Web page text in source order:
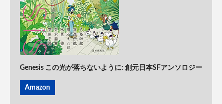
Genesis この光が落ちないように: 創元日本SFアンソロジー
Amazon